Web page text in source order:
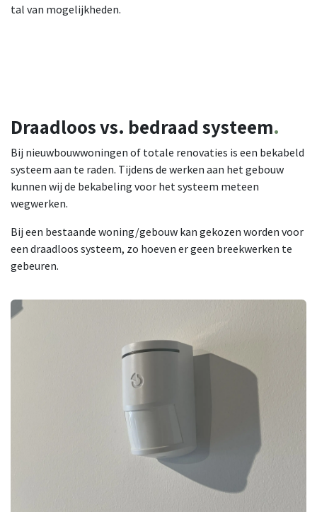
tal van mogelijkheden.
Draadloosvs. bedraadsysteem.
Bij nieuwbouwwoningen of totale renovaties is een bekabeld
systeem aan te raden. Tijdens de werken aan het gebouw
kunnen wij de bekabeling voor het systeem meteen
wegwerken.
Bij een bestaande woning/gebouw kan gekozen worden voor
een draadloos systeem, zo hoeven er geen breekwerken te
gebeuren.